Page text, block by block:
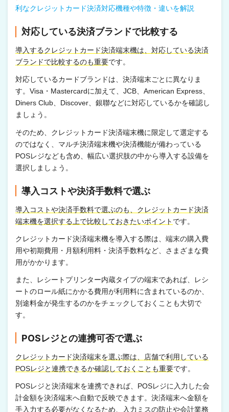
利なクレジットカード決済対応機種や特徴・違いを解説
対応している決済ブランドで比較する
導入するクレジットカード決済端末機は、対応している決済
ブランドで比較するのも重要です。
対応しているカードブランドは、決済端末ごとに異なりま
す。Visa・Mastercardに加えて、JCB、American Express、
Diners Club、Discover、銀聯などに対応しているかを確認し
ましょう。
そのため、クレジットカード決済端末機に限定して選定する
のではなく、マルチ決済端末機や決済機能が備わっている
POSレジなども含め、幅広い選択肢の中から導入する設備を
選択しましょう。
導入コストや決済手数料で選ぶ
導入コストや決済手数料で選ぶのも、クレジットカード決済
端末機を選択する上で比較しておきたいポイント です。
クレジットカード決済端末機を導入する際は、端末の購入費
用や初期費用・月額利用料・決済手数料など、さまざまな費
用がかかります。
また、レシートプリンター内蔵タイプの端末であれば、レシ
ートのロール紙にかかる費用が利用料に含まれているのか、
別途料金が発生するのかをチェックしておくことも大切で
す。
POSレジとの連携可否で選ぶ
クレジットカード決済端末を選ぶ際は、店舗で利用している
POSレジと連携できるか確認しておくことも重要です。
POSレジと決済端末を連携できれば、POSレジに入力した会
計金額を決済端末へ自動で反映できます。決済端末へ金額を
手入力する必要がなくなるため、入力ミスの防止や会計業務